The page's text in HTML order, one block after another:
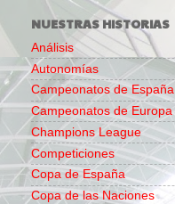
NUESTRAS HISTORIAS
Análisis
Autonomías
Campeonatos de España
Campeonatos de Europa
Champions League
Competiciones
Copa de España
Copa de las Naciones